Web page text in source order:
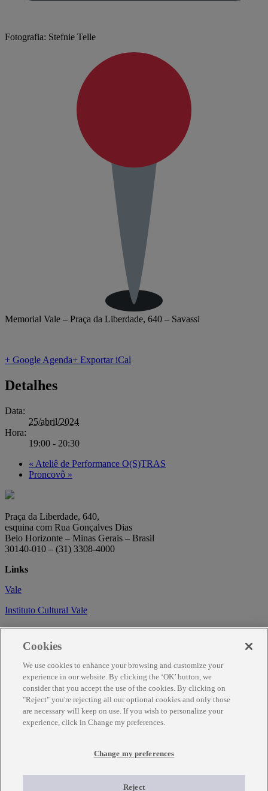
Fotografia: Stefnie Telle
Memorial Vale – Praça da Liberdade, 640 – Savassi
+ Google Agenda+ Exportar iCal
Detalhes
Data:
25/abril/2024
Hora:
19:00 - 20:30
« Ateliê de Performance O(S)TRAS
Proncovô »
Praça da Liberdade, 640,
esquina com Rua Gonçalves Dias
Belo Horizonte – Minas Gerais – Brasil
30140-010 – (31) 3308-4000
Links
Vale
Instituto Cultural Vale
Circuito Cultural
Trabalhe conosco
Informações
Como chegar
Agendamento
Temporariamente fechado para obras de renovação.
Para mais informações ligue (31) 3343-7317
Cookies
We use cookies to enhance your browsing and customize your
experience in our website. By clicking the ‘OK’ button, we
consider that you accept the use of the cookies. By clicking on
"Reject" you're rejecting all our optional cookies and only those
are necessary will keep on use. If you wish to personalize your
experience, click in Change my preferences.
Change my preferences
Reject